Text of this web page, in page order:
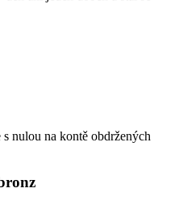
nulou na kontě obdržených